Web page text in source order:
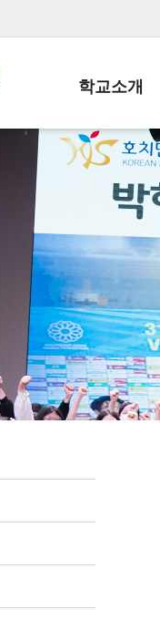
학교소개
학교장인사말
학교상징
학교연혁
교직원현황
학생현황
위치/전화
전경사진